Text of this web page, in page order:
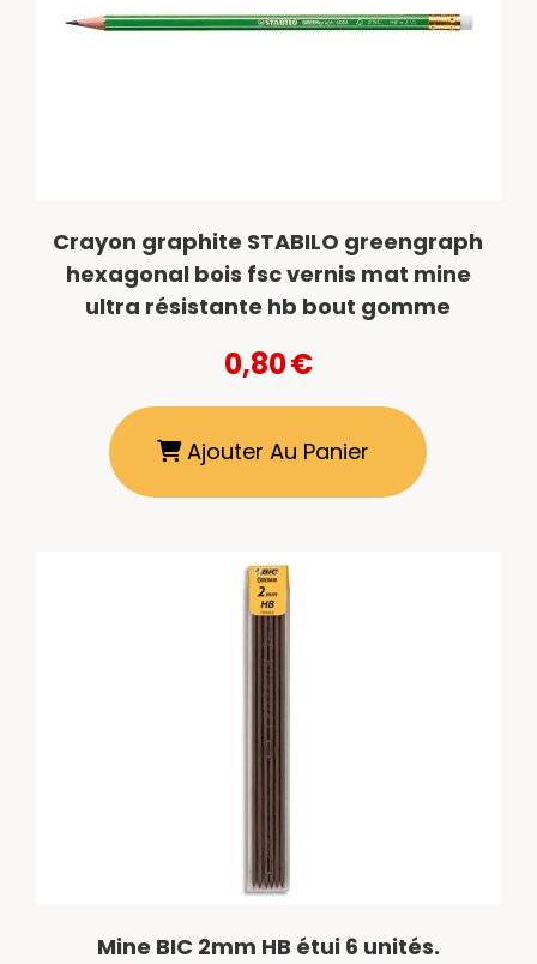
Crayon graphite STABILO greengraph
hexagonal bois fsc vernis mat mine
ultra résistante hb bout gomme
0,80€
Ajouter Au Panier
Mine BIC 2mm HB étui 6 unités.